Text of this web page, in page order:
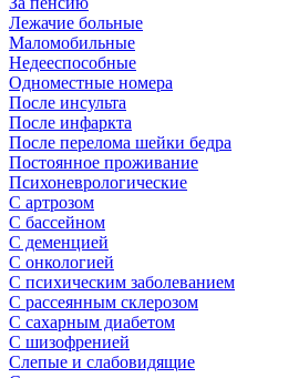
Лежачие больные
Маломобильные
Недееспособные
Одноместные номера
После инсульта
После инфаркта
После перелома шейки бедра
Постоянное проживание
Психоневрологические
С артрозом
С бассейном
С деменцией
С онкологией
С психическим заболеванием
С рассеянным склерозом
С сахарным диабетом
С шизофренией
Слепые и слабовидящие